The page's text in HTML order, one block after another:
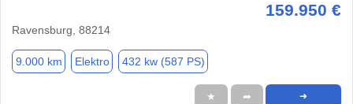
159.950 €
Ravensburg, 88214
9.000 km Elektro 432 kw (587 PS)
★ ➦ ➜